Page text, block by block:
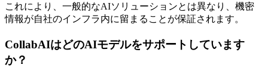
これにより、一般的なAIソリューションとは異なり、機密
情報が自社のインフラ内に留まることが保証されます。
CollabAIはどのAIモデルをサポートしています
か？